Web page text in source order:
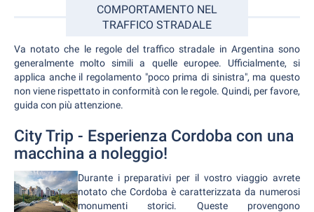
COMPORTAMENTO NEL
TRAFFICO STRADALE
Va notato che le regole del traffico stradale in Argentina sono
generalmente molto simili a quelle europee. Ufficialmente, si
applica anche il regolamento "poco prima di sinistra", ma questo
non viene rispettato in conformità con le regole. Quindi, per favore,
guida con più attenzione.
City Trip - Esperienza Cordoba con una
macchina a noleggio!
Durante i preparativi per il vostro viaggio avrete
notato che Cordoba è caratterizzata da numerosi
monumenti storici. Queste provengono